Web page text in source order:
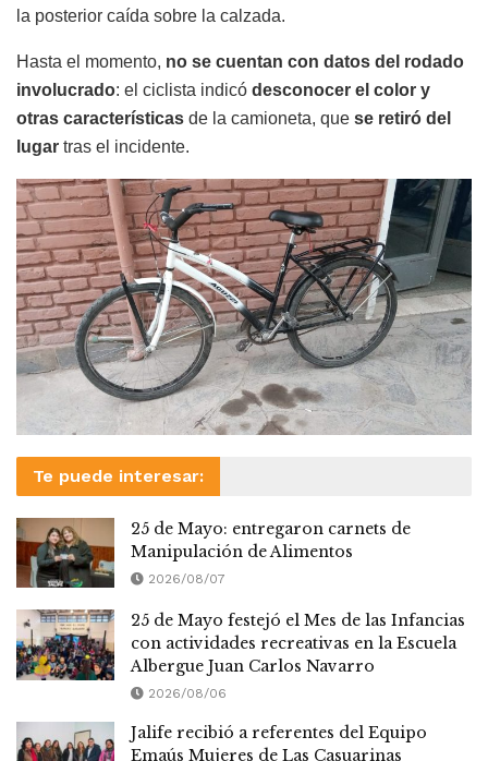
la posterior caída sobre la calzada.
Hasta el momento, no se cuentan con datos del rodado
involucrado: el ciclista indicó desconocer el color y
otras características de la camioneta, que se retiró del
lugar tras el incidente.
Te puede interesar:
25 de Mayo: entregaron carnets de
Manipulación de Alimentos
2026/08/07
25 de Mayo festejó el Mes de las Infancias
con actividades recreativas en la Escuela
Albergue Juan Carlos Navarro
2026/08/06
Jalife recibió a referentes del Equipo
Emaús Mujeres de Las Casuarinas